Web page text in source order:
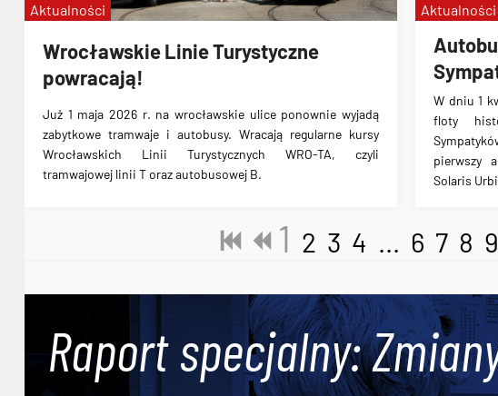
Wrocławskie Linie Turystyczne
powracają!
Już 1 maja 2026 r. na wrocławskie ulice ponownie wyjadą
zabytkowe tramwaje i autobusy. Wracają regularne kursy
Wrocławskich Linii Turystycznych WRO-TA, czyli
tramwajowej linii T oraz autobusowej B.
Aktualności
W dniu 1
floty
pierwszy
Solaris
Aktualności
1 2 3 4 ... 6 7 8 9
Raport specjalny: